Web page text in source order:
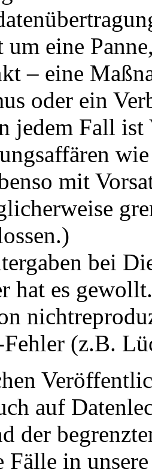
um eine
– eine
oder ein
jedem Fall
mit
bei
hat es
(z.B.
auf
der
Fälle in